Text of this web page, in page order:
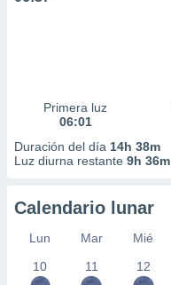
Primera luz
06:01
Duración del día 14h 38m
Luz diurna restante 9h 36m
Calendario lunar
Lun Mar Mié
10
11 12